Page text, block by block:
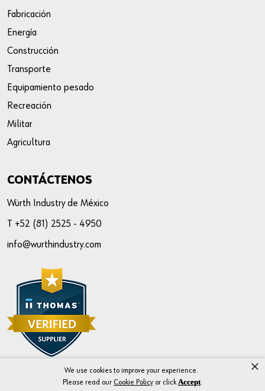
We use cookies to improve your experience.
Please read our Cookie Policy or click Accept.
×
Fabricación
Energía
Construcción
Transporte
Equipamiento pesado
Recreación
Militar
Agricultura
CONTÁCTENOS
Würth Industry de México
T +52 (81) 2525 - 4950
info@wurthindustry.com